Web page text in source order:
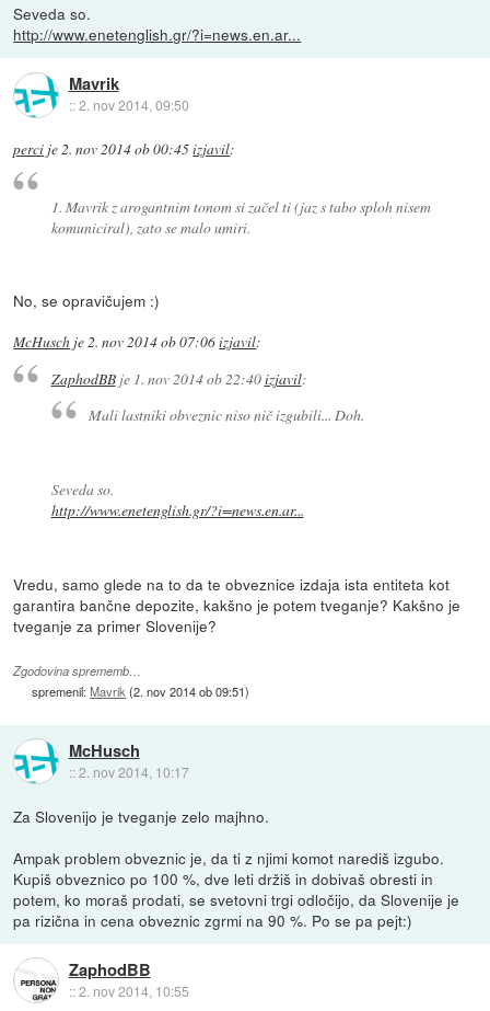
Seveda so.
http://www.enetenglish.gr/?i=news.en.ar...
Mavrik
::2. nov 2014, 09:50
perci je2. nov 2014 ob 00:45izjavil:
1. Mavrik z arogantnim tonom si začel ti (jaz s tabo sploh nisem
komuniciral), zato se malo umiri.
No, se opravičujem :)
McHusch je2. nov 2014 ob 07:06izjavil:
ZaphodBBje 1. nov 2014 ob 22:40izjavil:
Mali lastniki obveznic niso nič izgubili... Doh.
Seveda so.
http://www.enetenglish.gr/?i=news.en.ar...
Vredu, samo glede na to da te obveznice izdaja ista entiteta kot
garantira bančne depozite, kakšno je potem tveganje? Kakšno je
tveganje za primer Slovenije?
Zgodovina sprememb…
spremenil:Mavrik (2. nov 2014 ob 09:51)
McHusch
::2. nov 2014, 10:17
Za Slovenijo je tveganje zelo majhno.
Ampak problem obveznic je, da ti z njimi komot narediš izgubo.
Kupiš obveznico po 100 %, dve leti držiš in dobivaš obresti in
potem, ko moraš prodati, se svetovni trgi odločijo, da Slovenije je
pa rizična in cena obveznic zgrmi na 90 %. Po se pa pejt:)
ZaphodBB
::2. nov 2014, 10:55